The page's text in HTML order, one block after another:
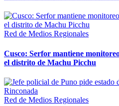
Red de Medios Regionales
Cusco: Serfor mantiene
el distrito de Machu Picchu
Red de Medios Regionales